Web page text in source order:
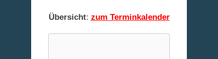
Übersicht: zum Terminkalender